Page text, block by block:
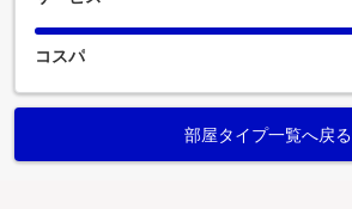
コスパ
部屋タイプ一覧へ戻る